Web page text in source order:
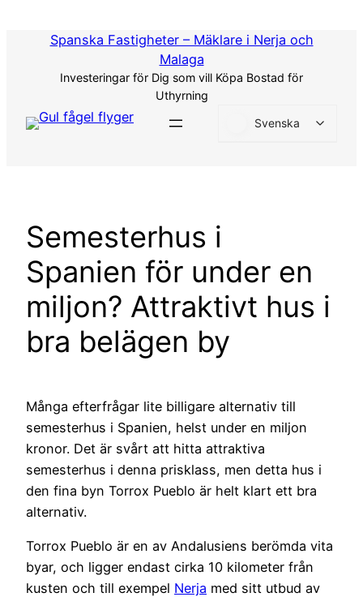
Spanska Fastigheter – Mäklare i Nerja och
Malaga
Investeringar för Dig som vill Köpa Bostad för
Uthyrning
Svenska
Semesterhus i
Spanien för under en
miljon? Attraktivt hus i
bra belägen by
Många efterfrågar lite billigare alternativ till
semesterhus i Spanien, helst under en miljon
kronor. Det är svårt att hitta attraktiva
semesterhus i denna prisklass, men detta hus i
den fina byn Torrox Pueblo är helt klart ett bra
alternativ.
Torrox Pueblo är en av Andalusiens berömda vita
byar, och ligger endast cirka 10 kilometer från
kusten och till exempel Nerja med sitt utbud av